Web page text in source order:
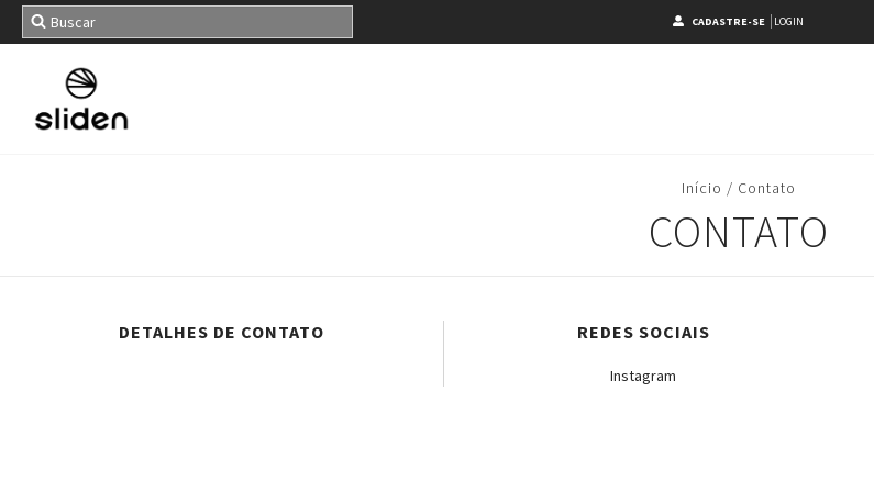
CADASTRE-SE LOGIN
Início / Contato
CONTATO
DETALHES DE CONTATO REDES SOCIAIS
Instagram